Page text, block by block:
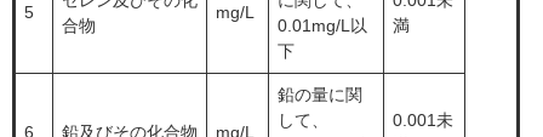
5
合物
mg/L
0.01mg/L以
下
満
6 鉛及びその化合物 mg/L
鉛の量に関
して、
0.001未